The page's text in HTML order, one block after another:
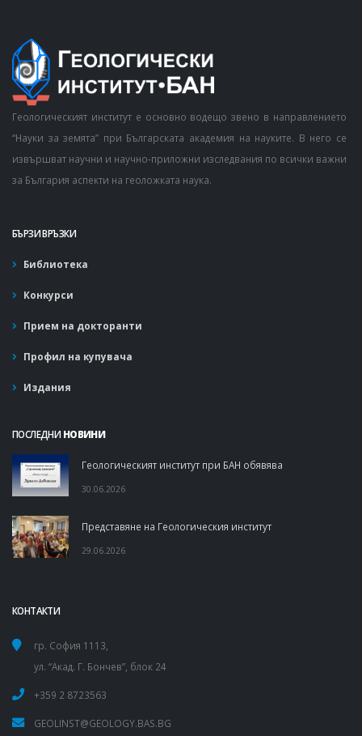
Геологическият институт е основно водещо звено в направлението
“Науки за земята” при Българската академия на науките. В него се
извършват научни и научно-приложни изследвания по всички важни
за България аспекти на геоложката наука.
БЪРЗИ ВРЪЗКИ
Библиотека
Конкурси
Прием на докторанти
Профил на купувача
Издания
ПОСЛЕДНИ НОВИНИ
Геологическият институт при БАН обявява
30.06.2026
Представяне на Геологическия институт
29.06.2026
КОНТАКТИ
гр. София 1113,
ул. “Акад. Г. Бончев”, блок 24
+359 2 8723563
GEOLINST@GEOLOGY.BAS.BG